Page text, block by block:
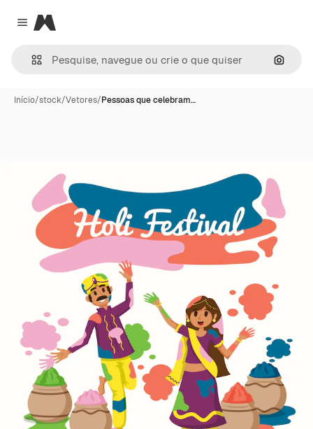
Close menu
Magnific
Início/stock/Vetores/Pessoas que celebram…